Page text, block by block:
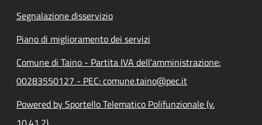
Segnalazione disservizio
Piano di miglioramento dei servizi
Comune di Taino - Partita IVA dell'amministrazione:
00283550127 - PEC: comune.taino@pec.it
Powered by Sportello Telematico Polifunzionale (v.